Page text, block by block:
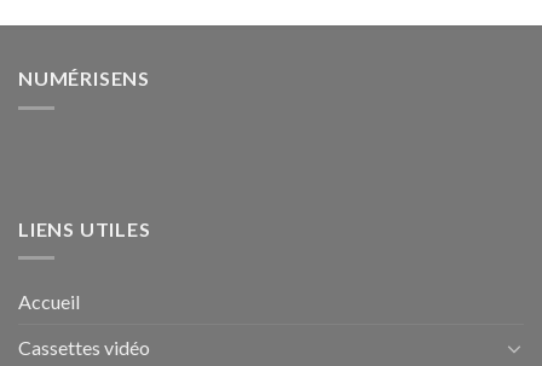
NUMÉRISENS
LIENS UTILES
Accueil
Cassettes vidéo